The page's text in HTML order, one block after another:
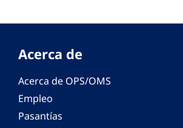
Acerca de
Acerca de OPS/OMS
Empleo
Pasantías